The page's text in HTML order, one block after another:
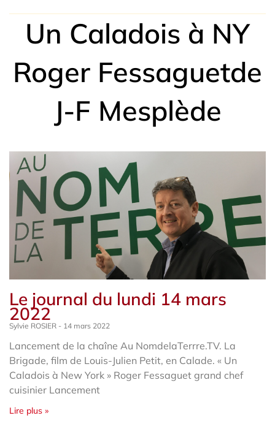
Un Caladois à NY
Roger Fessaguetde
J-F Mesplède
Le journal du lundi 14 mars
2022
Sylvie ROSIER 14 mars 2022
Lancement de la chaîne Au NomdelaTerrre.TV. La
Brigade, film de Louis-Julien Petit, en Calade. « Un
Caladois à New York » Roger Fessaguet grand chef
cuisinier Lancement
Lire plus »